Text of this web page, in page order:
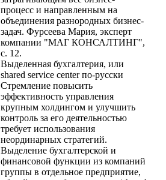
процесс и направленным на
объединения разнородных бизнес-
задач. Фурсеева Мария, эксперт
компании "МАГ КОНСАЛТИНГ",
с. 12.
Выделенная бухгалтерия, или
shared service center по-русски
Стремление повысить
эффективность управления
крупным холдингом и улучшить
контроль за его деятельностью
требует использования
неординарных стратегий.
Выделение бухгалтерской и
финансовой функции из компаний
группы в отдельное предприятие,